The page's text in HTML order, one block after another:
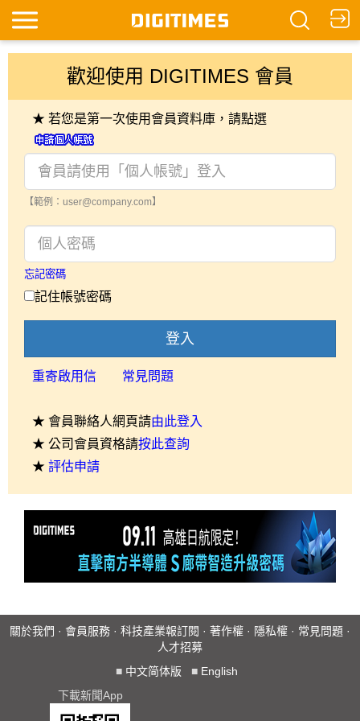
歡迎使用 DIGITIMES 會員
★ 若您是第一次使用會員資料庫，請點選
【範例：user@company.com】
忘記密碼
記住帳號密碼
登入
重寄啟用信 常見問題
★ 會員聯絡人網頁請由此登入
★ 公司會員資格請按此查詢
★ 評估申請
關於我們 · 會員服務 · 科技產業報訂閱 · 著作權 · 隱私權 · 常見問題 ·
人才招募
■ 中文简体版 ■ English
下載新聞App